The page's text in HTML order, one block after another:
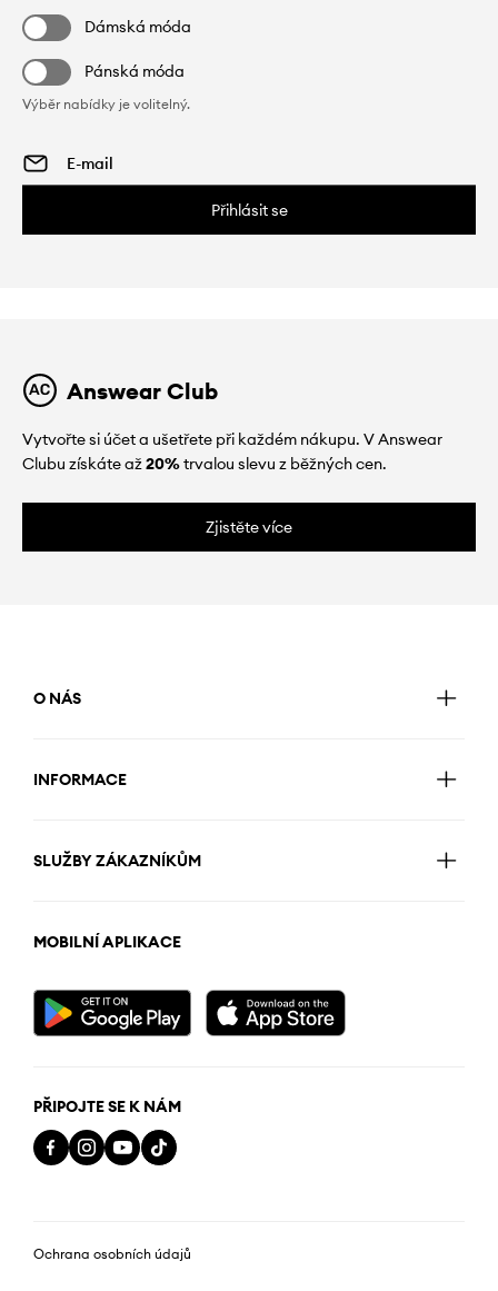
Dámská móda
Pánská móda
Výběr nabídky je volitelný.
Přihlásit se
Answear Club
Vytvořte si účet a ušetřete při každém nákupu. V Answear
Clubu získáte až20%trvalou slevu z běžných cen.
Zjistěte více
O NÁS
INFORMACE
SLUŽBY ZÁKAZNÍKŮM
MOBILNÍ APLIKACE
PŘIPOJTE SE K NÁM
Ochrana osobních údajů